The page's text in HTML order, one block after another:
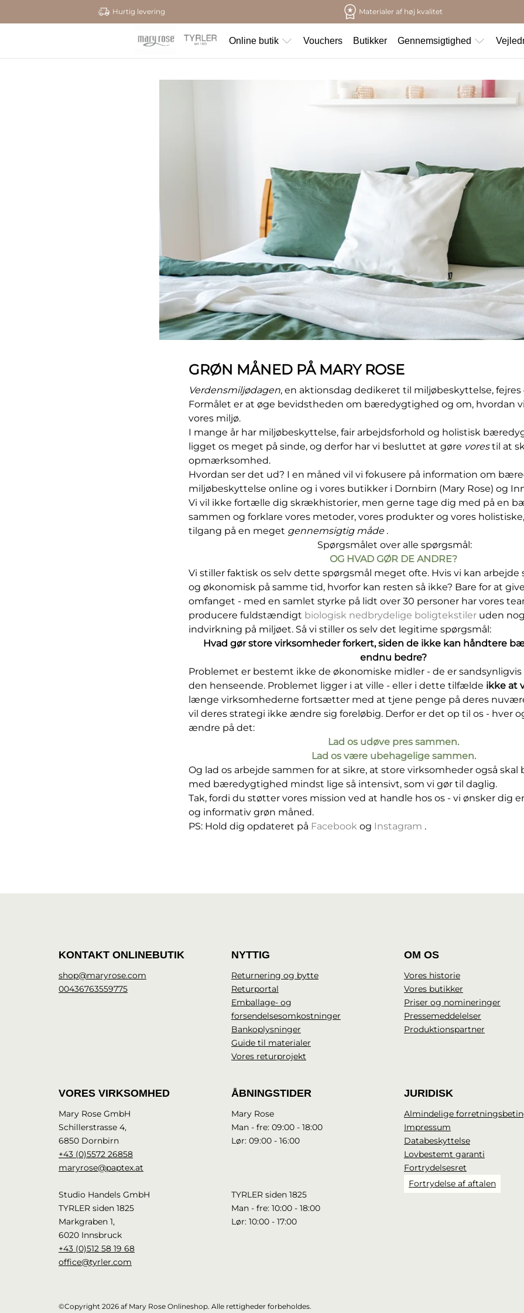
Hurtig levering Materialer af høj kvalitet
Online butik Vouchers Butikker Gennemsigtighed
GRØN MÅNED PÅ MARY ROSE
Verdensmiljødagen, en aktionsdag dedikeret til miljøbeskyttelse, fejres
Formålet er at øge bevidstheden om bæredygtighed og om, hvordan
vores miljø.
I mange år har miljøbeskyttelse, fair arbejdsforhold og holistisk
ligget os meget på sinde, og derfor har vi besluttet at gøre vorestil at
opmærksomhed.
Hvordan ser det ud? I en måned vil vi fokusere på information om
miljøbeskyttelse online og i vores butikker i Dornbirn (Mary Rose) og
Vi vil ikke fortælle dig skrækhistorier, men gerne tage dig med på en
sammen og forklare vores metoder, vores produkter og vores
tilgang på en meget gennemsigtig måde .
Spørgsmålet over alle spørgsmål:
OG HVAD GØR DE ANDRE?
Vi stiller faktisk os selv dette spørgsmål meget ofte. Hvis vi kan
og økonomisk på samme tid, hvorfor kan resten så ikke? Bare for at
omfanget - med en samlet styrke på lidt over 30 personer har vores
producere fuldstændigt biologisk nedbrydelige boligtekstiler uden
indvirkning på miljøet. Så vi stiller os selv det legitime spørgsmål:
Hvad gør store virksomheder forkert, siden de ikke kan håndtere
endnu bedre?
Problemet er bestemt ikke de økonomiske midler - de er sandsynligvis
den henseende. Problemet ligger i at ville - eller i dette tilfælde ikke at
længe virksomhederne fortsætter med at tjene penge på deres
vil deres strategi ikke ændre sig foreløbig. Derfor er det op til os - hver
ændre på det:
Lad os udøve pres sammen.
Lad os være ubehagelige sammen.
Og lad os arbejde sammen for at sikre, at store virksomheder også
med bæredygtighed mindst lige så intensivt, som vi gør til daglig.
Tak, fordi du støtter vores mission ved at handle hos os - vi ønsker dig
og informativ grøn måned.
PS: Hold dig opdateret på Facebook og Instagram .
KONTAKT ONLINEBUTIK
shop@maryrose.com
00436763559775
NYTTIG
Returnering og bytte
Returportal
Emballage- og
forsendelsesomkostninger
Bankoplysninger
Guide til materialer
Vores returprojekt
OM OS
Vores historie
Vores butikker
Priser og nomineringer
Pressemeddelelser
Produktionspartner
VORES VIRKSOMHED
Mary Rose GmbH
Schillerstrasse 4,
6850 Dornbirn
+43 (0)5572 26858
maryrose@paptex.at
Studio Handels GmbH
TYRLER siden 1825
Markgraben 1,
6020 Innsbruck
+43 (0)512 58 19 68
office@tyrler.com
ÅBNINGSTIDER
Mary Rose
Man - fre: 09:00 - 18:00
Lør: 09:00 - 16:00
TYRLER siden 1825
Man - fre: 10:00 - 18:00
Lør: 10:00 - 17:00
JURIDISK
Almindelige
Impressum
Databeskyttelse
Lovbestemt garanti
Fortrydelsesret
Fortrydelse af aftalen
©Copyright 2026 af Mary Rose Onlineshop. Alle rettigheder forbeholdes.